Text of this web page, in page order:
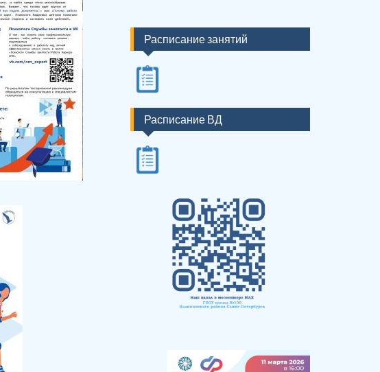
Расписание занятий
Расписание ВД